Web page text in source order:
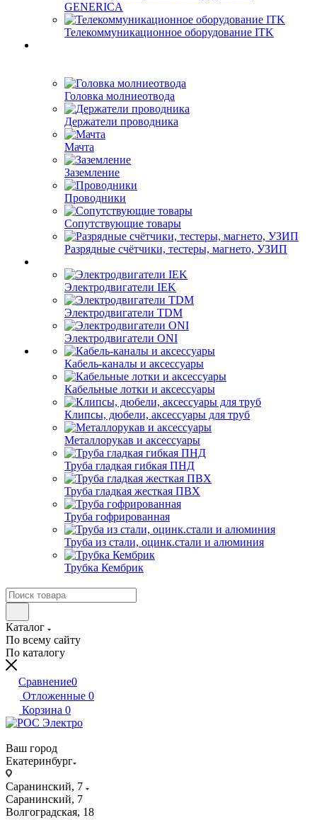
GENERICA
Телекоммуникационное оборудование ITK
Головка молниеотвода
Держатели проводника
Мачта
Заземление
Проводники
Сопутствующие товары
Разрядные счётчики, тестеры, магнето, УЗИП
Электродвигатели IEK
Электродвигатели TDM
Электродвигатели ONI
Кабель-каналы и аксессуары
Кабельные лотки и аксессуары
Клипсы, дюбели, аксессуары для труб
Металлорукав и аксессуары
Труба гладкая гибкая ПНД
Труба гладкая жесткая ПВХ
Труба гофрированная
Труба из стали, оцинк.стали и алюминия
Трубка Кембрик
Каталог
По всему сайту
По каталогу
Сравнение0
Отложенные 0
Корзина 0
Ваш город
Екатеринбург
Саранинский, 7
Саранинский, 7
Волгоградская, 18